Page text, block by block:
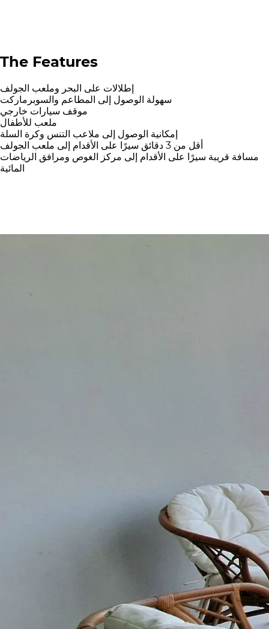
The Features
إطلالات على البحر وملعب الجولف
سهولة الوصول إلى المطاعم والسوبرماركت
موقف سيارات خارجي
ملعب للأطفال
إمكانية الوصول إلى ملاعب التنس وكرة السلة
أقل من 3 دقائق سيرًا على الأقدام إلى ملعب الجولف
مسافة قريبة سيرًا على الأقدام إلى مركز الغوص ومرافق الرياضات
المائية